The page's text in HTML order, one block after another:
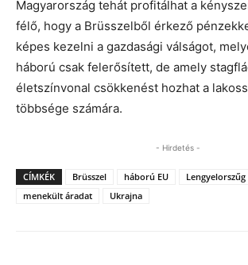
Magyarország tehát profitálhat a
félő, hogy a Brüsszelből érkező
képes kezelni a gazdasági válságot,
háború csak felerősített, de amely
életszínvonal csökkenést hozhat a
többsége számára.
- Hirdetés -
CÍMKÉK Brüsszel háború EU
Lengyelorszűg
menekült áradat
Ukrajna